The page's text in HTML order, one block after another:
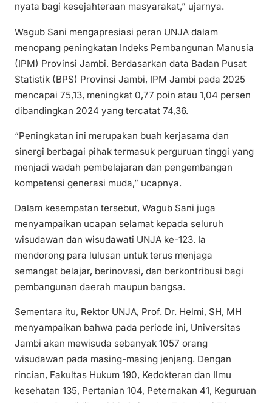
nyata bagi kesejahteraan masyarakat,” ujarnya.
Wagub Sani mengapresiasi peran UNJA dalam
menopang peningkatan Indeks Pembangunan Manusia
(IPM) Provinsi Jambi. Berdasarkan data Badan Pusat
Statistik (BPS) Provinsi Jambi, IPM Jambi pada 2025
mencapai 75,13, meningkat 0,77 poin atau 1,04 persen
dibandingkan 2024 yang tercatat 74,36.
“Peningkatan ini merupakan buah kerjasama dan
sinergi berbagai pihak termasuk perguruan tinggi yang
menjadi wadah pembelajaran dan pengembangan
kompetensi generasi muda,” ucapnya.
Dalam kesempatan tersebut, Wagub Sani juga
menyampaikan ucapan selamat kepada seluruh
wisudawan dan wisudawati UNJA ke-123. Ia
mendorong para lulusan untuk terus menjaga
semangat belajar, berinovasi, dan berkontribusi bagi
pembangunan daerah maupun bangsa.
Sementara itu, Rektor UNJA, Prof. Dr. Helmi, SH, MH
menyampaikan bahwa pada periode ini, Universitas
Jambi akan mewisuda sebanyak 1057 orang
wisudawan pada masing-masing jenjang. Dengan
rincian, Fakultas Hukum 190, Kedokteran dan Ilmu
kesehatan 135, Pertanian 104, Peternakan 41, Keguruan